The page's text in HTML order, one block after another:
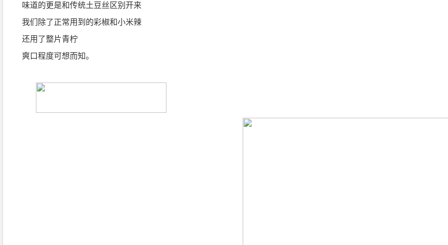
味道的更是和传统土豆丝区别开来
我们除了正常用到的彩椒和小米辣
还用了整片青柠
爽口程度可想而知。